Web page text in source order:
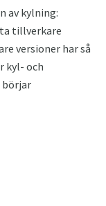
av kylning:
tillverkare
versioner har så
kyl- och
börjar